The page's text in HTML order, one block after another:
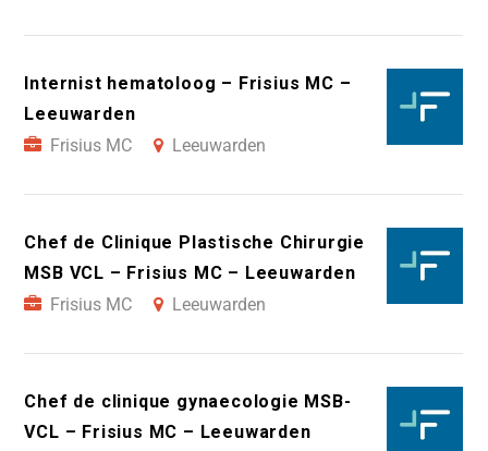
Internist hematoloog – Frisius MC –
Leeuwarden
Frisius MC
Leeuwarden
Chef de Clinique Plastische Chirurgie
MSB VCL – Frisius MC – Leeuwarden
Frisius MC
Leeuwarden
Chef de clinique gynaecologie MSB-
VCL – Frisius MC – Leeuwarden